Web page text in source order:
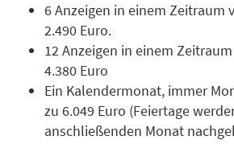
6 Anzeigen in einem Zeitraum
2.490 Euro.
12 Anzeigen in einem
4.380 Euro
Ein Kalendermonat, immer
zu 6.049 Euro (Feiertage
anschließenden Monat